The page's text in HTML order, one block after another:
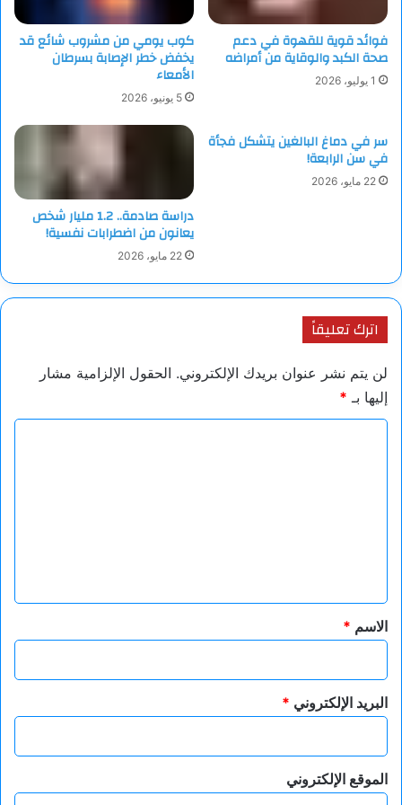
فوائد قوية للقهوة في دعم
صحة الكبد والوقاية من أمراضه
1 يوليو، 2026
كوب يومي من مشروب شائع قد
يخفض خطر الإصابة بسرطان
الأمعاء
5 يونيو، 2026
سر في دماغ البالغين يتشكل فجأة
في سن الرابعة!
22 مايو، 2026
دراسة صادمة.. 1.2 مليار شخص
يعانون من اضطرابات نفسية!
22 مايو، 2026
اترك تعليقاً
لن يتم نشر عنوان بريدك الإلكتروني. الحقول الإلزامية مشار
إليها بـ *
*
الاسم *
البريد الإلكتروني *
الموقع الإلكتروني